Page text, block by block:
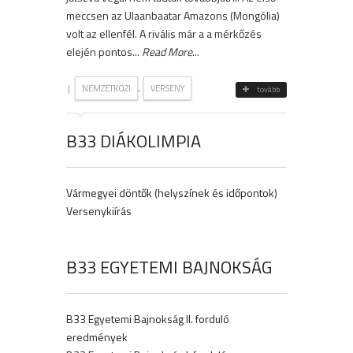
meccsen az Ulaanbaatar Amazons (Mongólia)
volt az ellenfél. A rivális már a a mérkőzés
elején pontos... Read More...
| NEMZETKÖZI , VERSENY tovább
B33 DIÁKOLIMPIA
Vármegyei döntők (helyszínek és időpontok)
Versenykiírás
B33 EGYETEMI BAJNOKSÁG
B33 Egyetemi Bajnokság II. forduló
eredmények